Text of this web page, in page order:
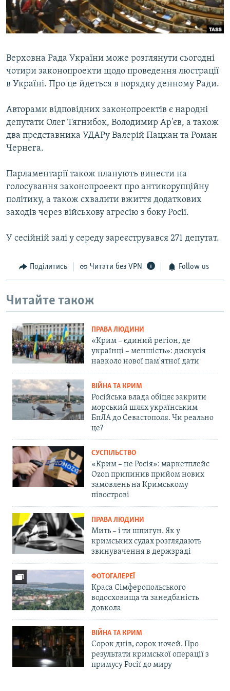
ВІДЕОУРОКИ «ELIFBE»
СВІДЧЕННЯ ОКУПАЦІЇ
Русский
Qırımtatar
ДОЛУЧАЙСЯ!
Усі сайти RFE/RL
Верховна Рада України може розглянути сьогодні
чотири законопроекти щодо проведення люстрації
в Україні. Про це йдеться в порядку денному Ради.
Авторами відповідних законопроектів є народні
депутати Олег Тягнибок, Володимир Ар'єв, а також
два представника УДАРу Валерій Пацкан та Роман
Чернега.
Парламентарії також планують винести на
голосування законопроеект про антикорупційну
політику, а також схвалити вжиття додаткових
заходів через військову агресію з боку Росії.
У сесійній залі у середу зареєструвався 271 депутат.
Поділитись Читати без VPN Follow us
Читайте також
ПРАВА ЛЮДИНИ
«Крим – єдиний регіон, де
українці – меншість»: дискусія
навколо нової пам'ятної дати
ВІЙНА ТА КРИМ
Російська влада обіцяє закрити
морський шлях українським
БпЛА до Севастополя. Чи реально
це?
СУСПІЛЬСТВО
«Крим – не Росія»: маркетплейс
Ozon припинив прийом нових
замовлень на Кримському
півострові
ПРАВА ЛЮДИНИ
Мить – і ти шпигун. Як у
кримських судах розглядають
звинувачення в держзраді
ФОТОГАЛЕРЕЇ
Краса Сімферопольського
водосховища та занедбаність
довкола
ВІЙНА ТА КРИМ
Сорок днів, сорок ночей. Про
результати кримської операції з
примусу Росії до миру